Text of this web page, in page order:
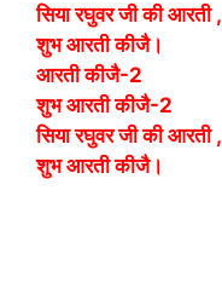
सिया रघुवर जी की आरती ,
शुभ आरती कीजै।
आरती कीजै-2
शुभ आरती कीजै-2
सिया रघुवर जी की आरती ,
शुभ आरती कीजै।